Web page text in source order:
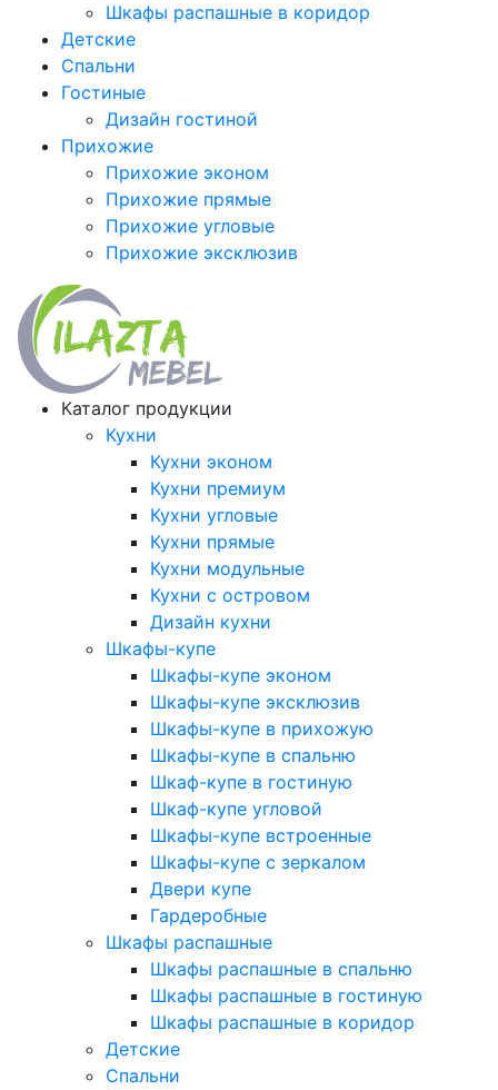
Шкафы распашные в коридор
Детские
Спальни
Гостиные
Дизайн гостиной
Прихожие
Прихожие эконом
Прихожие прямые
Прихожие угловые
Прихожие эксклюзив
Каталог продукции
Кухни
Кухни эконом
Кухни премиум
Кухни угловые
Кухни прямые
Кухни модульные
Кухни с островом
Дизайн кухни
Шкафы-купе
Шкафы-купе эконом
Шкафы-купе эксклюзив
Шкафы-купе в прихожую
Шкафы-купе в спальню
Шкаф-купе в гостиную
Шкаф-купе угловой
Шкафы-купе встроенные
Шкафы-купе с зеркалом
Двери купе
Гардеробные
Шкафы распашные
Шкафы распашные в спальню
Шкафы распашные в гостиную
Шкафы распашные в коридор
Детские
Спальни